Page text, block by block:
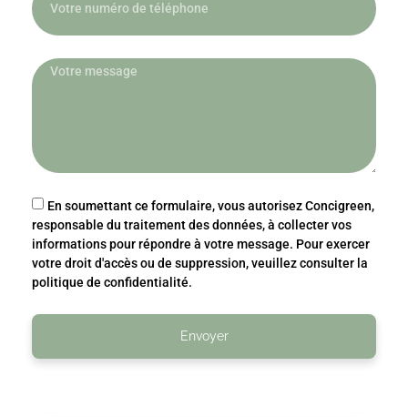
En soumettant ce formulaire, vous autorisez Concigreen,
responsable du traitement des données, à collecter vos
informations pour répondre à votre message. Pour exercer
votre droit d'accès ou de suppression, veuillez consulter la
politique de confidentialité.
Envoyer